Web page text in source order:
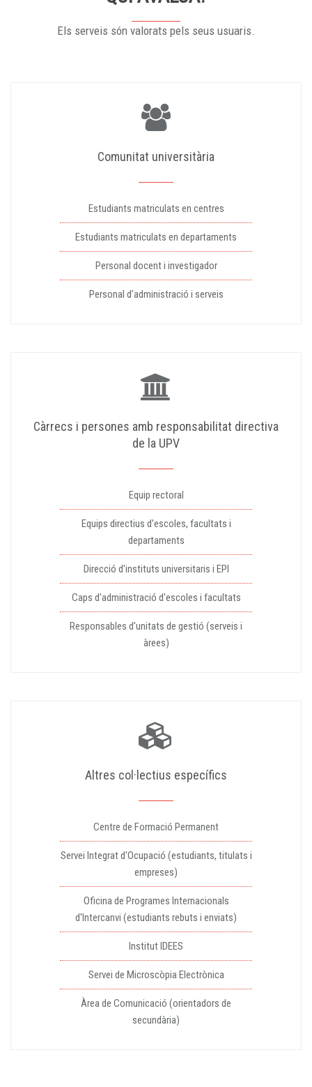
Els serveis són valorats pels seus usuaris.
Comunitat universitària
Estudiants matriculats en centres
Estudiants matriculats en departaments
Personal docent i investigador
Personal d'administració i serveis
Càrrecs i persones amb responsabilitat directiva
de la UPV
Equip rectoral
Equips directius d'escoles, facultats i
departaments
Direcció d'instituts universitaris i EPI
Caps d'administració d'escoles i facultats
Responsables d'unitats de gestió (serveis i
àrees)
Altres col·lectius específics
Centre de Formació Permanent
Servei Integrat d'Ocupació (estudiants, titulats i
empreses)
Oficina de Programes Internacionals
d'Intercanvi (estudiants rebuts i enviats)
Institut IDEES
Servei de Microscòpia Electrònica
Àrea de Comunicació (orientadors de
secundària)